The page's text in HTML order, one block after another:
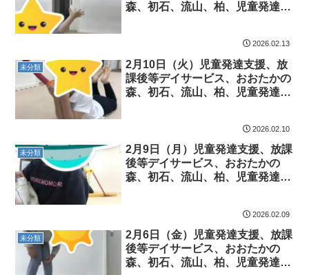
森、初石、流山、柏、児童発達障
害 放デイ 自閉症 ADHD ア
スペルガー症候
2026.02.13
未分類
2月10日（火）児童発達支援、放
課後等デイサービス、おおたかの
森、初石、流山、柏、児童発達障
害 放デイ 自閉症 ADHD ア
スペルガー症候
2026.02.10
未分類
2月9日（月）児童発達支援、放課
後等デイサービス、おおたかの
森、初石、流山、柏、児童発達障
害 放デイ 自閉症 ADHD ア
スペルガー症候
2026.02.09
未分類
2月6日（金）児童発達支援、放課
後等デイサービス、おおたかの
森、初石、流山、柏、児童発達障